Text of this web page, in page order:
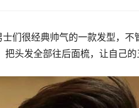
士们很经典帅气的一款发型，
头发全部往后面梳，让自己的